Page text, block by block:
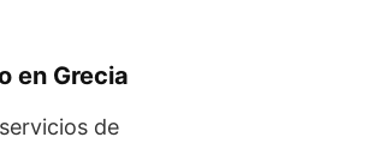
en Grecia
de